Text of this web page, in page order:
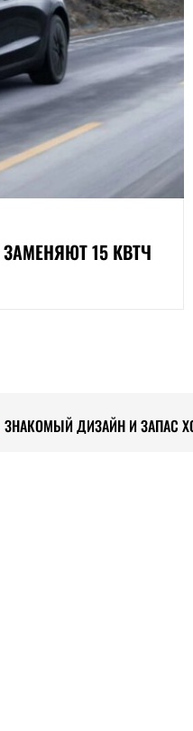
15 КВТЧ
ЗНАКОМЫЙ ДИЗАЙН И ЗАПАС
ВОЗВРАЩЕНИЕ К ИСТОКАМ: